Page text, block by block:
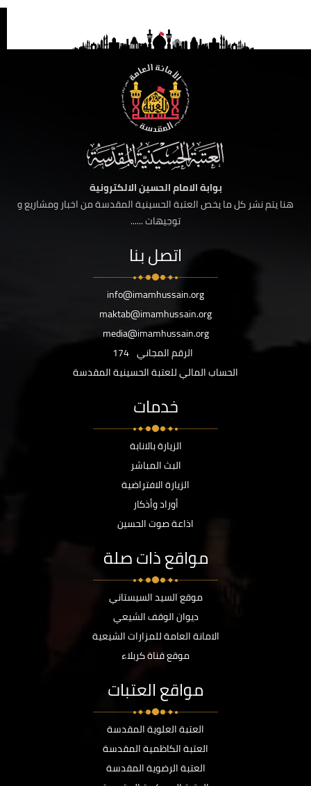
بوابة الامام الحسين الالكترونية
هنا يتم نشر كل ما يخص العتبة الحسينية المقدسة من اخبار ومشاريع و
توجيهات ......
اتصل بنا
info@imamhussain.org
maktab@imamhussain.org
media@imamhussain.org
الرقم المجاني 174
الحساب المالي للعتبة الحسينية المقدسة
خدمات
الزيارة بالانابة
البث المباشر
الزيارة الافتراضية
أوراد وأذكار
اذاعة صوت الحسين
مواقع ذات صلة
موقع السيد السيستاني
ديوان الوقف الشيعي
الامانة العامة للمزارات الشيعية
موقع قناة كربلاء
مواقع العتبات
العتبة العلوية المقدسة
العتبة الكاظمية المقدسة
العتبة الرضوية المقدسة